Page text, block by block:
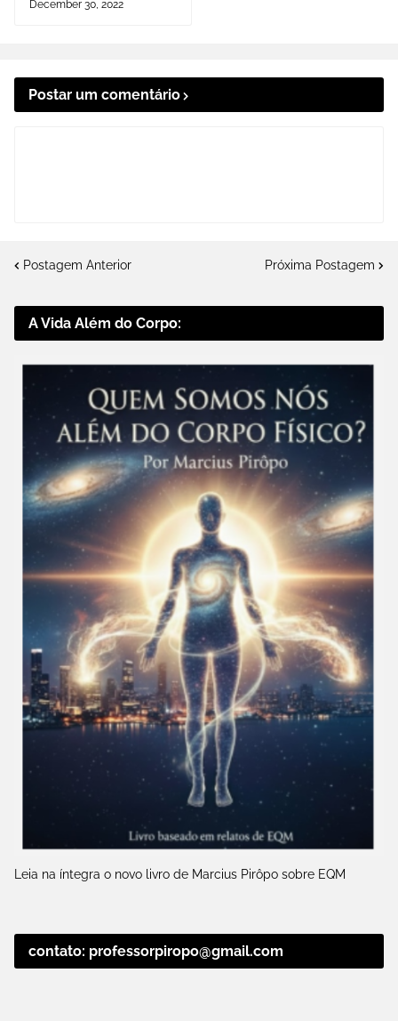
December 30, 2022
Postar um comentário
Postagem Anterior Próxima Postagem
A Vida Além do Corpo:
Leia na íntegra o novo livro de Marcius Pirôpo sobre EQM
contato: professorpiropo@gmail.com